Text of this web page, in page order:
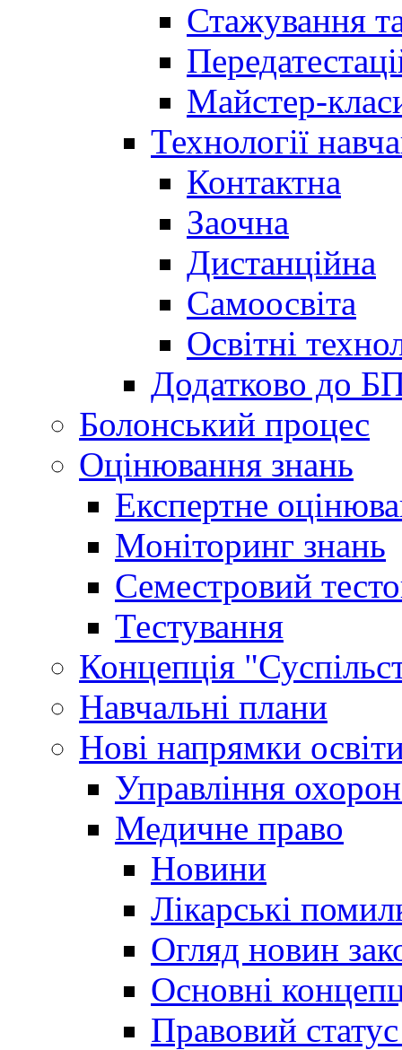
Стажування
Майстер-
Технології
Контактна
Заочна
Дистанційна
Самоосвіта
Освітні
Додатково до
Болонський процес
Оцінювання знань
Експертне
Моніторинг знань
Семестровий
Тестування
Концепція
Навчальні плани
Нові напрямки
Управління
Медичне право
Новини
Лікарські
Огляд новин
Основні
Правовий